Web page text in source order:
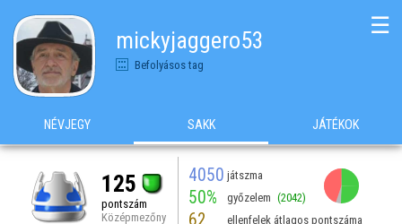
mickyjaggero53
Befolyásos tag
☰
NÉVJEGY SAKK JÁTÉKOK
125
pontszám
Középmezőny
4050 játszma
50% győzelem (2042)
62 ellenfelek átlagos pontszáma